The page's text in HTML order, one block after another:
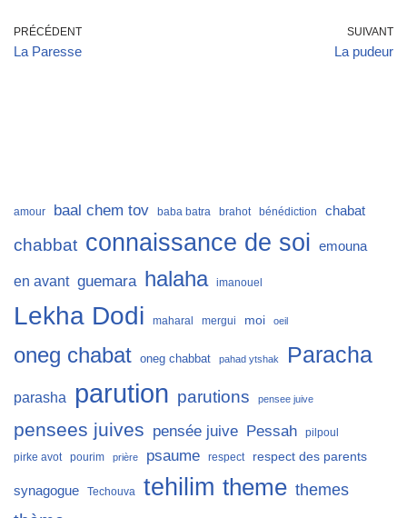
PRÉCÉDENT
La Paresse
SUIVANT
La pudeur
amour baal chem tov baba batra brahot bénédiction chabat
chabbat connaissance de soi emouna
en avant guemara halaha imanouel
Lekha Dodi maharal mergui moi oeil
oneg chabat oneg chabbat pahad ytshak Paracha
parasha parution parutions pensee juive
pensees juives pensée juive Pessah
pilpoul
pirke avot
pourim prière psaume respect respect des parents
synagogue Techouva tehilim theme themes